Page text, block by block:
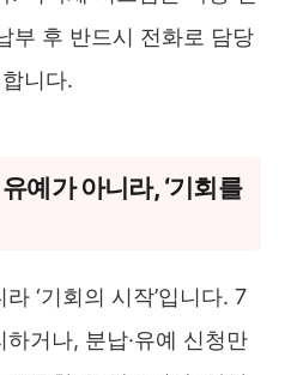
부 후 반드시 전화로 담당
니다.
예가 아니라, ‘기회를
‘기회의 시작’입니다. 7
거나, 분납·유예 신청만